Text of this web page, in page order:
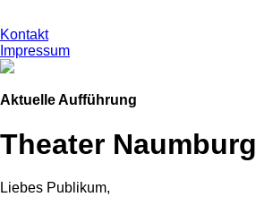
Kontakt
Impressum
Aktuelle Aufführung
Theater Naumburg
Liebes Publikum,